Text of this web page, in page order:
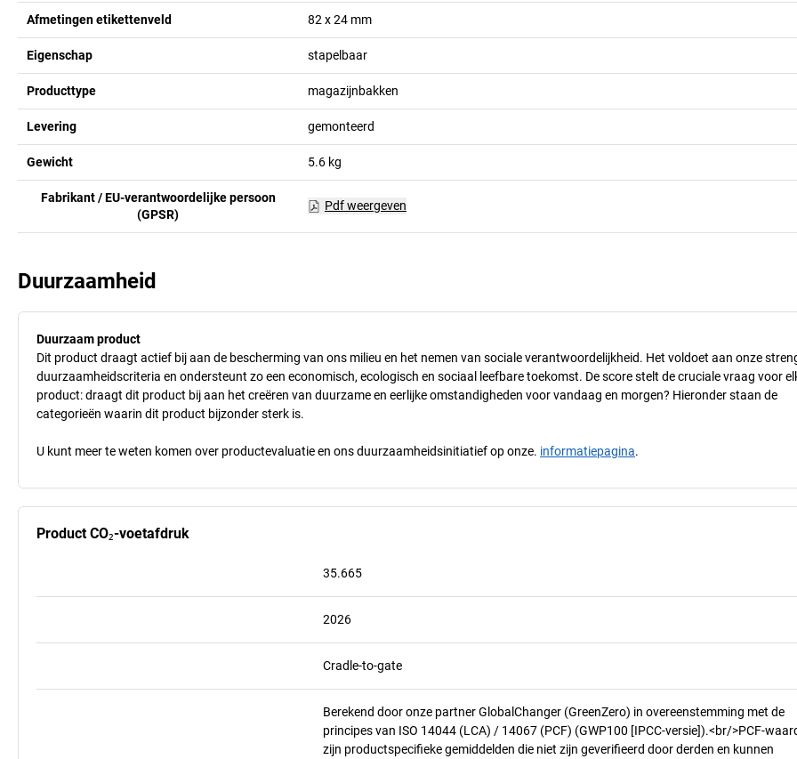
Afmetingen etikettenveld 82 x 24 mm
Eigenschap stapelbaar
Producttype magazijnbakken
Levering gemonteerd
Gewicht 5.6 kg
Fabrikant / EU-verantwoordelijke persoon
(GPSR)
Pdf weergeven
Duurzaamheid
Duurzaam product
Dit product draagt actief bij aan de bescherming van ons milieu en het nemen van sociale verantwoordelijkheid. Het voldoet aan onze
duurzaamheidscriteria en ondersteunt zo een economisch, ecologisch en sociaal leefbare toekomst. De score stelt de cruciale vraag voor
product: draagt dit product bij aan het creëren van duurzame en eerlijke omstandigheden voor vandaag en morgen? Hieronder staan de
categorieën waarin dit product bijzonder sterk is.
U kunt meer te weten komen over productevaluatie en ons duurzaamheidsinitiatief op onze. informatiepagina.
Product CO₂-voetafdruk
35.665
2026
Cradle-to-gate
Berekend door onze partner GlobalChanger (GreenZero) in overeenstemming met de
principes van ISO 14044 (LCA) / 14067 (PCF) (GWP100 [IPCC-versie]).<br/>PCF-
zijn productspecifieke gemiddelden die niet zijn geverifieerd door derden en kunnen